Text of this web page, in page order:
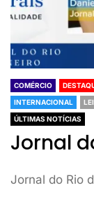
COMÉRCIO
INTERNACIONAL
ÚLTIMAS NOTÍCIAS
Jornal
Jornal do Rio